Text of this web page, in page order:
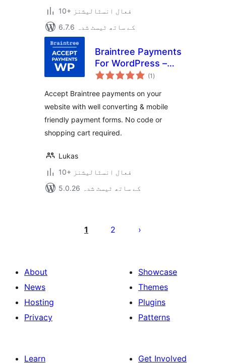
10+ فعال انسٹالیشنز
6.7.6 کے ساتھ ٹیسٹ شدہ
Braintree Payments
For WordPress –
Accept Payments
(1 مجموعی
درجہ
)
Accept Braintree payments on your
website with well converting & mobile
friendly payment forms. No code or
shopping cart required.
Lukas
10+ فعال انسٹالیشنز
5.0.26 کے ساتھ ٹیسٹ شدہ
pagination
1 2
About
News
Hosting
Privacy
Showcase
Themes
Plugins
Patterns
Learn
Get Involved